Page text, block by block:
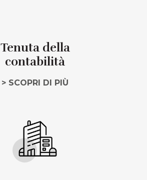
Tenuta della
contabilità
> SCOPRI DI PIÙ